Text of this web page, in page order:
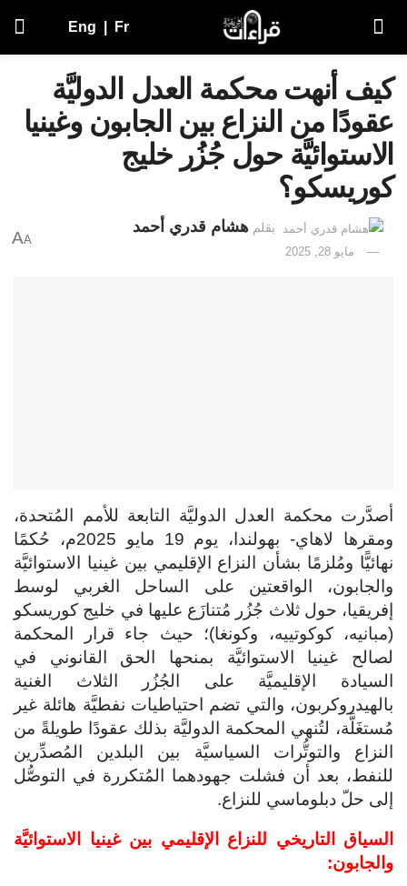
Eng Fr
كيف أنهت محكمة العدل الدوليَّة
عقودًا من النزاع بين الجابون وغينيا
الاستوائيَّة حول جُزُر خليج
كوريسكو؟
بقلم هشام قدري أحمد
مايو 28, 2025
A
A
أصدَّرت محكمة العدل الدوليَّة التابعة للأمم المُتحدة،
ومقرها لاهاي- بهولندا، يوم 19 مايو 2025م، حُكمًا
نهائيًّا ومُلزمًا بشأن النزاع الإقليمي بين غينيا الاستوائيَّة
والجابون، الواقعتين على الساحل الغربي لوسط
إفريقيا، حول ثلاث جُزُر مُتنازَع عليها في خليج كوريسكو
(مبانيه، كوكوتييه، وكونغا)؛ حيث جاء قرار المحكمة
لصالح غينيا الاستوائيَّة بمنحها الحق القانوني في
السيادة الإقليميَّة على الجُزُر الثلاث الغنية
بالهيدروكربون، والتي تضم احتياطيات نفطيَّة هائلة غير
مُستغَلَّة، لتُنهي المحكمة الدوليَّة بذلك عقودًا طويلةً من
النزاع والتوتُّرات السياسيَّة بين البلدين المُصدِّرين
للنفط، بعد أن فشلت جهودهما المُتكررة في التوصُّل
إلى حلّ دبلوماسي للنزاع.
السياق التاريخي للنزاع الإقليمي بين غينيا الاستوائيَّة
والجابون: